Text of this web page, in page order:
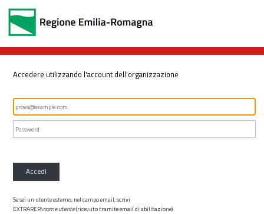
Accedere utilizzando l'account dell'organizzazione
Accedi
Se sei un utente esterno, nel campo email, scrivi
EXTRARER\nome utente(ricevuto tramite email di abilitazione)